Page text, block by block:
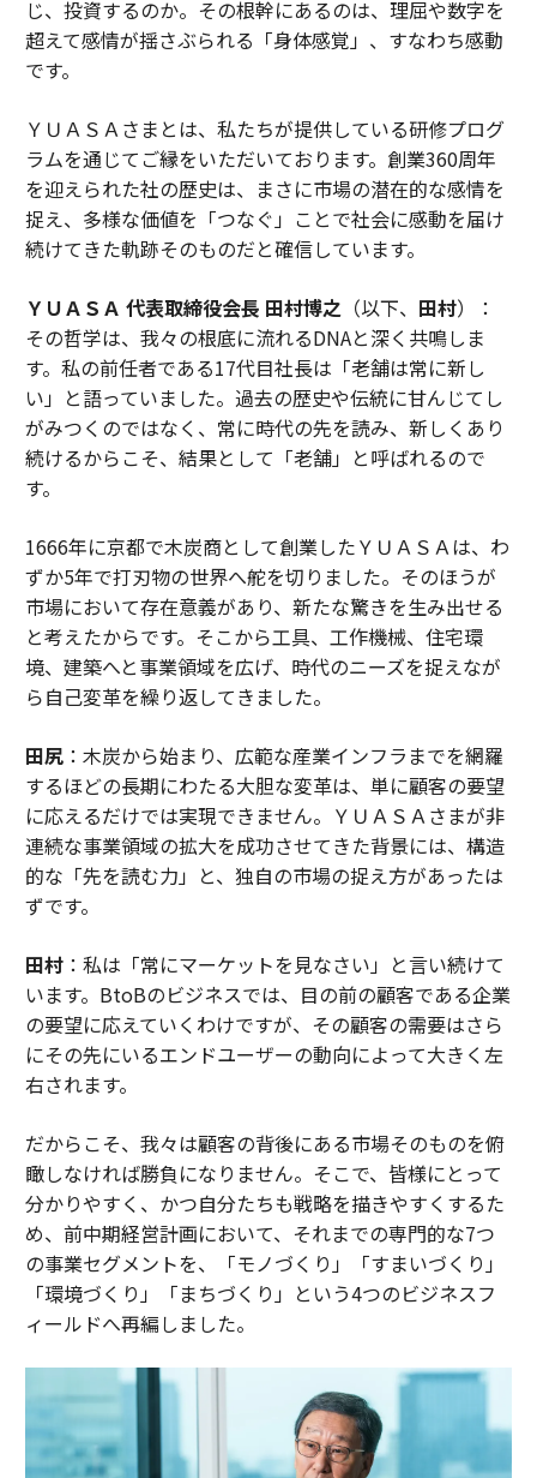
じ、投資するのか。その根幹にあるのは、理屈や数字を
超えて感情が揺さぶられる「身体感覚」、すなわち感動
です。
ＹＵＡＳＡさまとは、私たちが提供している研修プログ
ラムを通じてご縁をいただいております。創業360周年
を迎えられた社の歴史は、まさに市場の潜在的な感情を
捉え、多様な価値を「つなぐ」ことで社会に感動を届け
続けてきた軌跡そのものだと確信しています。
ＹＵＡＳＡ 代表取締役会長 田村博之（以下、 田村）：
その哲学は、我々の根底に流れるDNAと深く共鳴しま
す。私の前任者である17代目社長は「老舗は常に新し
い」と語っていました。過去の歴史や伝統に甘んじてし
がみつくのではなく、常に時代の先を読み、新しくあり
続けるからこそ、結果として「老舗」と呼ばれるので
す。
1666年に京都で木炭商として創業したＹＵＡＳＡは、わ
ずか5年で打刃物の世界へ舵を切りました。そのほうが
市場において存在意義があり、新たな驚きを生み出せる
と考えたからです。そこから工具、工作機械、住宅環
境、建築へと事業領域を広げ、時代のニーズを捉えなが
ら自己変革を繰り返してきました。
田尻：木炭から始まり、広範な産業インフラまでを網羅
するほどの長期にわたる大胆な変革は、単に顧客の要望
に応えるだけでは実現できません。ＹＵＡＳＡさまが非
連続な事業領域の拡大を成功させてきた背景には、構造
的な「先を読む力」と、独自の市場の捉え方があったは
ずです。
田村：私は「常にマーケットを見なさい」と言い続けて
います。BtoBのビジネスでは、目の前の顧客である企業
の要望に応えていくわけですが、その顧客の需要はさら
にその先にいるエンドユーザーの動向によって大きく左
右されます。
だからこそ、我々は顧客の背後にある市場そのものを俯
瞰しなければ勝負になりません。そこで、皆様にとって
分かりやすく、かつ自分たちも戦略を描きやすくするた
め、前中期経営計画において、それまでの専門的な7つ
の事業セグメントを、「モノづくり」「すまいづくり」
「環境づくり」「まちづくり」という4つのビジネスフ
ィールドへ再編しました。